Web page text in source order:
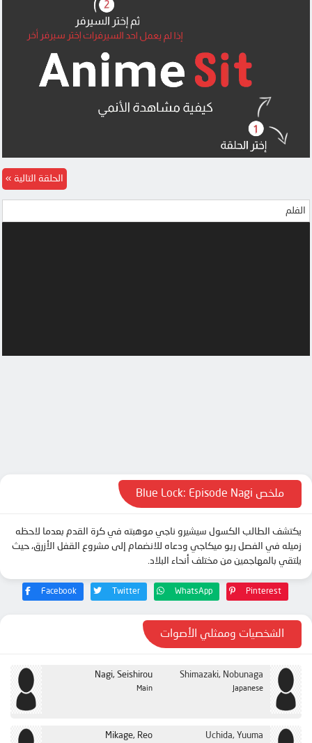
MEGA
الفلم
الحلقة التالية
ملخص Blue Lock: Episode Nagi
يكتشف الطالب الكسول سيشيرو ناجي موهبته في كرة القدم بعدما لاحظه
زميله في الفصل ريو ميكاجي ودعاه للانضمام إلى مشروع القفل الأزرق، حيث
يلتقي بالمهاجمين من مختلف أنحاء البلاد.
Facebook Twitter WhatsApp Pinterest
الشخصيات وممثلي الأصوات
Nagi, Seishirou
Main
Shimazaki, Nobunaga
Japanese
Mikage, Reo Uchida, Yuuma